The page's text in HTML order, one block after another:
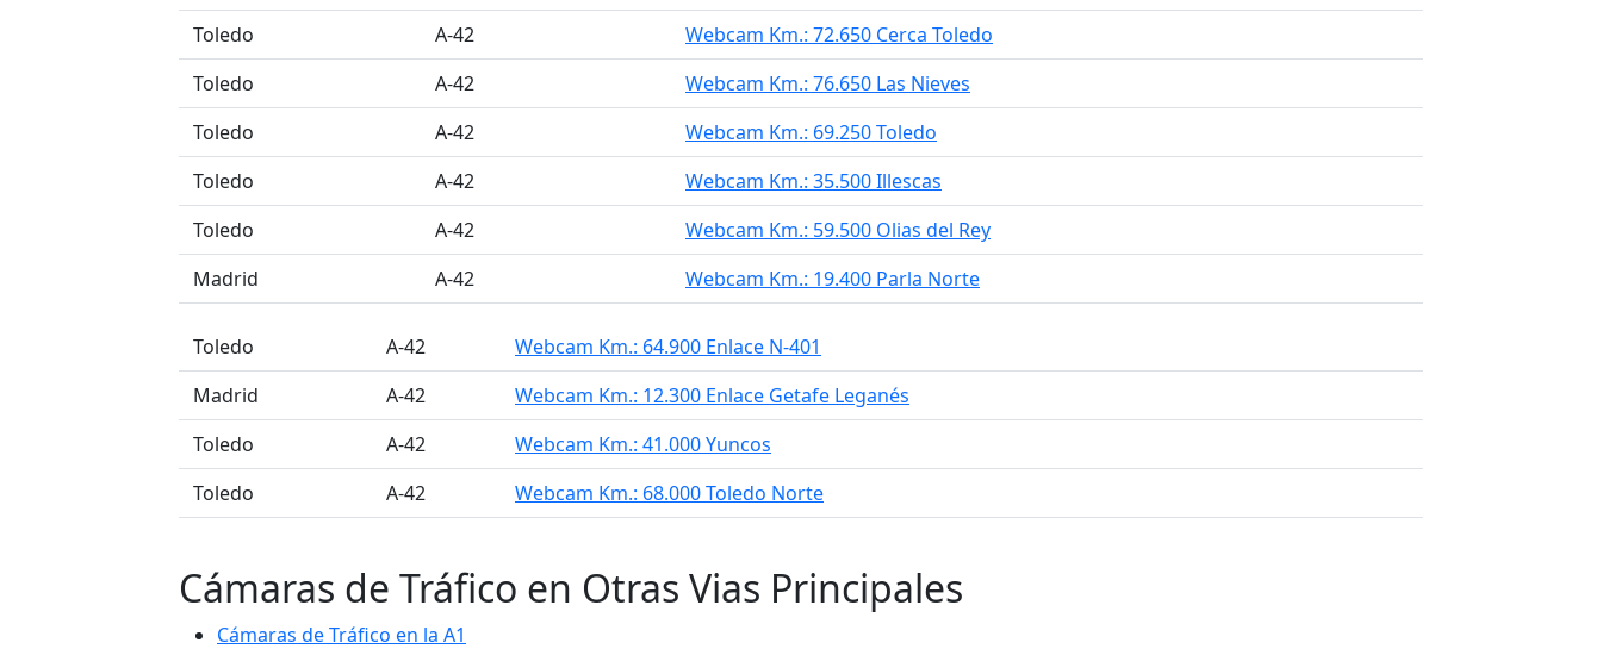
󠁭󠁶󠁳󠁣󠁿 Toledo
A-42
Webcam Km.: 72.650 Cerca Toledo
󠁭󠁶󠁳󠁣󠁿 Toledo
A-42
Webcam Km.: 76.650 Las Nieves
󠁭󠁶󠁳󠁣󠁿 Toledo
A-42
Webcam Km.: 69.250 Toledo
󠁭󠁶󠁳󠁣󠁿 Toledo
A-42
Webcam Km.: 35.500 Illescas
󠁭󠁶󠁳󠁣󠁿 Toledo
A-42
Webcam Km.: 59.500 Olias del Rey
󠁭󠁶󠁳󠁣󠁿 Madrid
A-42 Webcam Km.: 19.400 Parla Norte
󠁭󠁶󠁳󠁣󠁿 Toledo A-42
Webcam Km.: 64.900 Enlace N-401
󠁭󠁶󠁳󠁣󠁿 Madrid
A-42
Webcam Km.: 12.300 Enlace Getafe Leganés
󠁭󠁶󠁳󠁣󠁿 Toledo
A-42
Webcam Km.: 41.000 Yuncos
󠁭󠁶󠁳󠁣󠁿 Toledo
A-42 Webcam Km.: 68.000 Toledo Norte
Cámaras de Tráfico en Otras Vias Principales
Cámaras de Tráfico en la A1